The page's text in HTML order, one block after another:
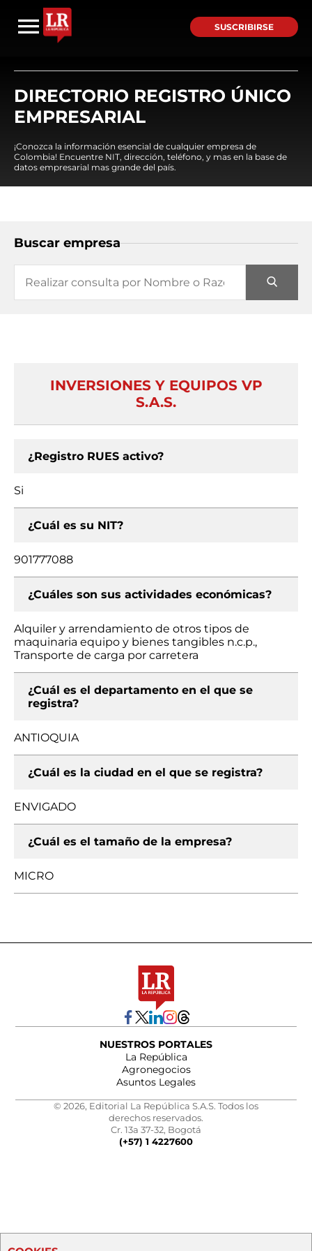
SUSCRIBIRSE
DIRECTORIO REGISTRO ÚNICO
EMPRESARIAL
¡Conozca la información esencial de cualquier empresa de
Colombia! Encuentre NIT, dirección, teléfono, y mas en la base de
datos empresarial mas grande del país.
Buscar empresa
INVERSIONES Y EQUIPOS VP
S.A.S.
¿Registro RUES activo?
Si
¿Cuál es su NIT?
901777088
¿Cuáles son sus actividades económicas?
Alquiler y arrendamiento de otros tipos de
maquinaria equipo y bienes tangibles n.c.p.,
Transporte de carga por carretera
¿Cuál es el departamento en el que se
registra?
ANTIOQUIA
¿Cuál es la ciudad en el que se registra?
ENVIGADO
¿Cuál es el tamaño de la empresa?
MICRO
NUESTROS PORTALES
La República
Agronegocios
Asuntos Legales
© 2026, Editorial La República S.A.S. Todos los
derechos reservados.
Cr. 13a 37-32, Bogotá
(+57) 1 4227600